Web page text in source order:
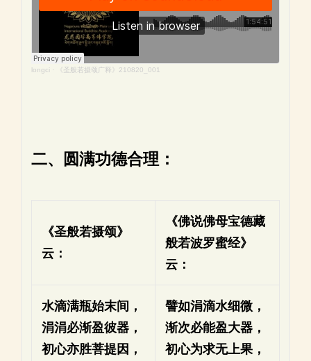
longci · 《圣般若摄颂广释》210820_001
二、圆满功德合理：
《圣般若摄颂》
云：
《佛说佛母宝德藏
般若波罗蜜经》
云：
水滴满瓶始末间，
涓涓必渐盈彼器，
初心亦胜菩提因，
譬如涓滴水细微，
渐次必能盈大器，
初心为求无上果，